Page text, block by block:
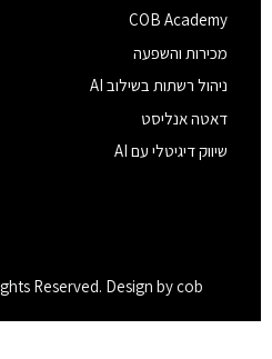
COB Academy
מכירות והשפעה
ניהול רשתות בשילוב AI
דאטה אנליסט
שיווק דיגיטלי עם AI
Reserved. Design by cob